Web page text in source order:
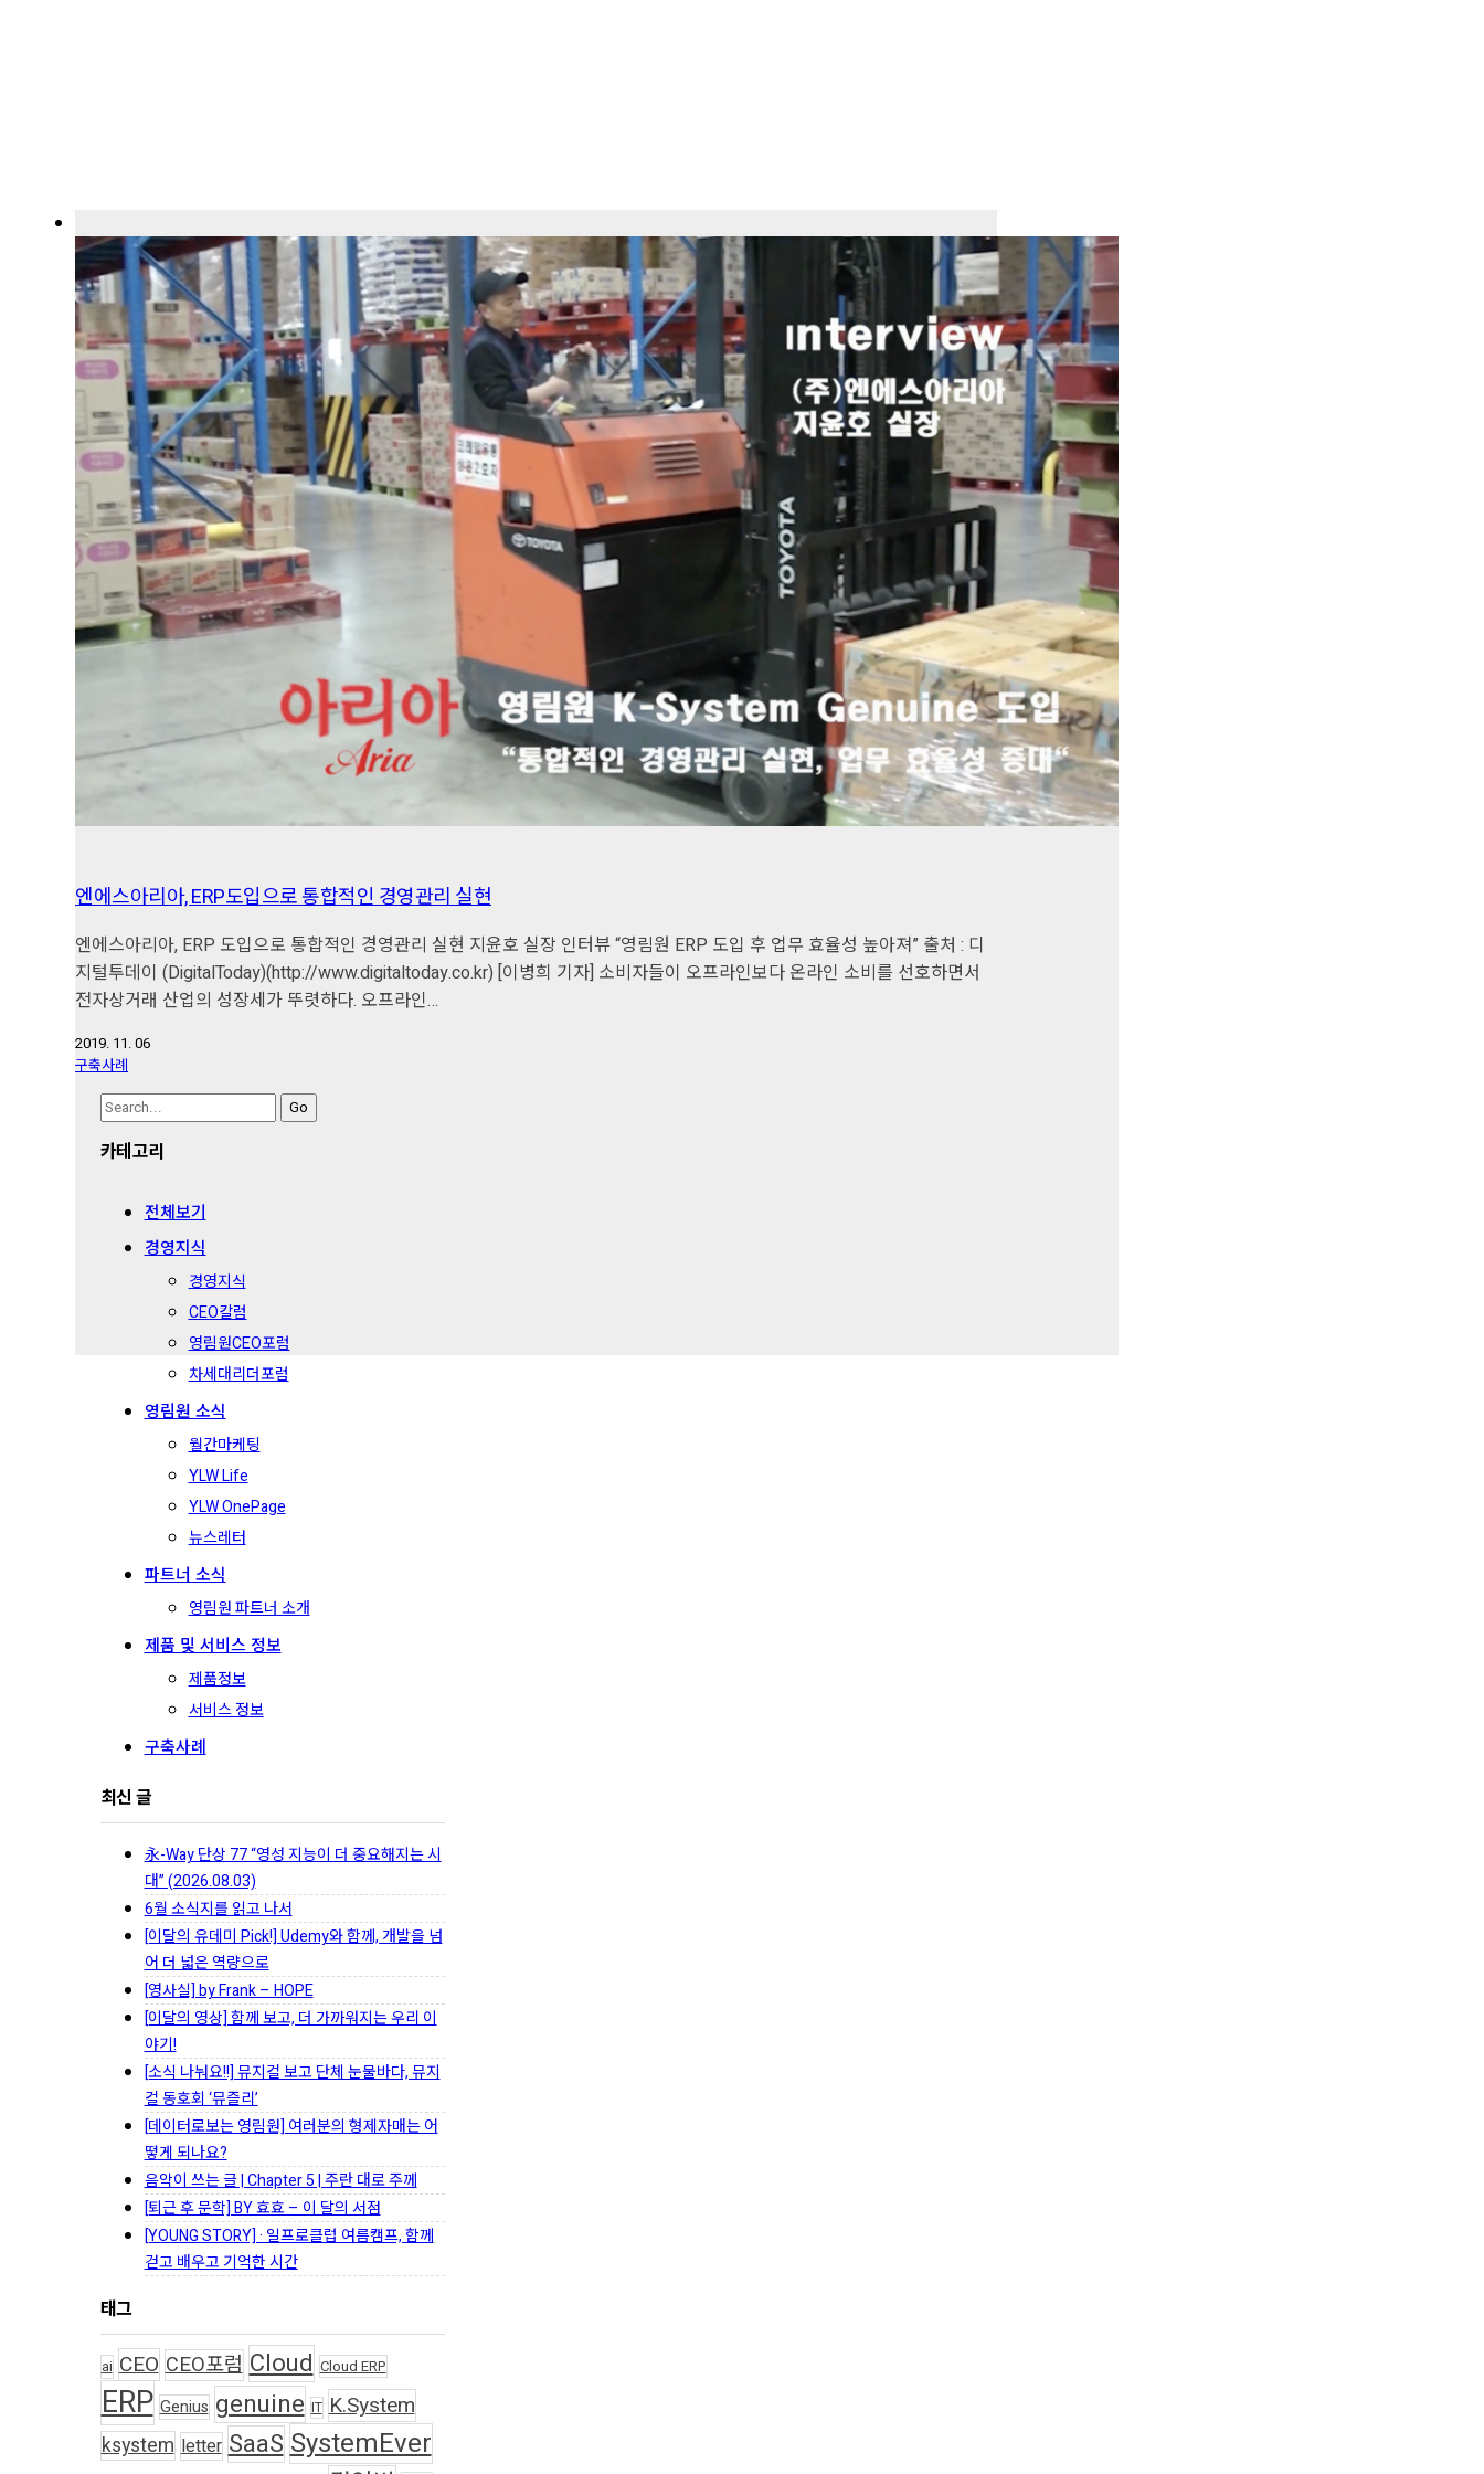
엔에스아리아, ERP도입으로 통합적인 경영관리 실현
엔에스아리아, ERP 도입으로 통합적인 경영관리 실현 지윤호 실장 인터뷰 “영림원 ERP 도입 후 업무 효율성 높아져” 출처 : 디
지털투데이 (DigitalToday)(http://www.digitaltoday.co.kr) [이병희 기자] 소비자들이 오프라인보다 온라인 소비를 선호하면서
전자상거래 산업의 성장세가 뚜렷하다. 오프라인…
2019. 11. 06
구축사례
Search
카테고리
전체보기
경영지식
경영지식
CEO칼럼
영림원CEO포럼
차세대리더포럼
영림원 소식
월간마케팅
YLW Life
YLW OnePage
뉴스레터
파트너 소식
영림원 파트너 소개
제품 및 서비스 정보
제품정보
서비스 정보
구축사례
최신 글
永-Way 단상 77 “영성 지능이 더 중요해지는 시
대” (2026.08.03)
6월 소식지를 읽고 나서
[이달의 유데미 Pick!] Udemy와 함께, 개발을 넘
어 더 넓은 역량으로
[영사실] by Frank – HOPE
[이달의 영상] 함께 보고, 더 가까워지는 우리 이
야기!
[소식 나눠요!!] 뮤지컬 보고 단체 눈물바다, 뮤지
컬 동호회 ‘뮤즐리’
[데이터로보는 영림원] 여러분의 형제자매는 어
떻게 되나요?
음악이 쓰는 글 | Chapter 5 | 주란 대로 주께
[퇴근 후 문학] BY 효효 – 이 달의 서점
[YOUNG STORY] · 일프로클럽 여름캠프, 함께
걷고 배우고 기억한 시간
태그
ai CEO CEO포럼 Cloud Cloud ERP
ERP Genius genuine IT K.System
ksystem letter SaaS SystemEver